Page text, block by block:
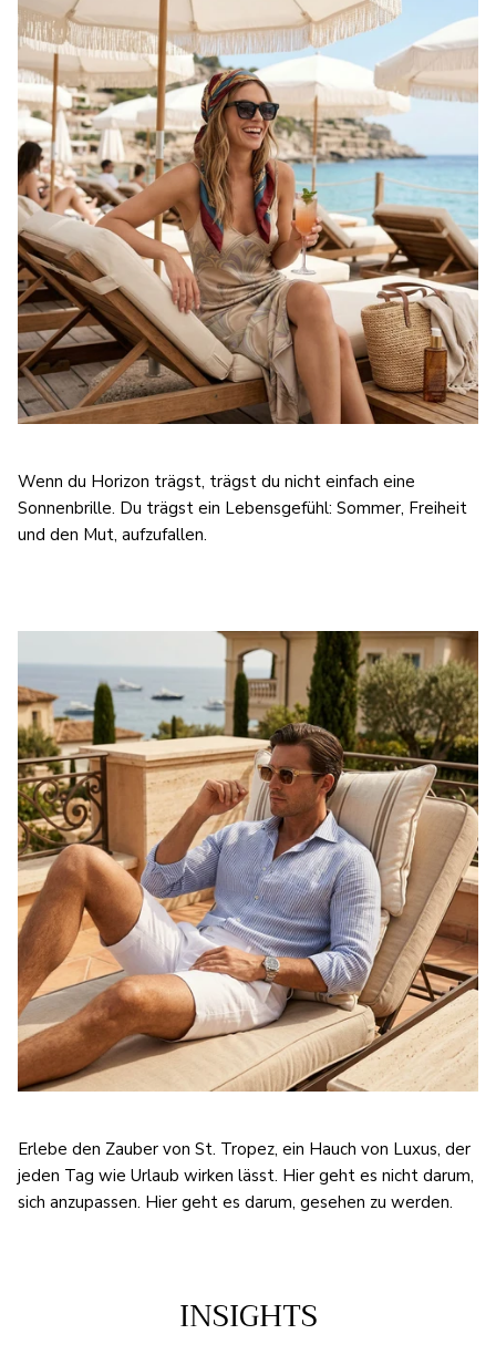
Wenn du Horizon trägst, trägst du nicht einfach eine
Sonnenbrille. Du trägst ein Lebensgefühl: Sommer, Freiheit
und den Mut, aufzufallen.
Erlebe den Zauber von St. Tropez, ein Hauch von Luxus, der
jeden Tag wie Urlaub wirken lässt. Hier geht es nicht darum,
sich anzupassen. Hier geht es darum, gesehen zu werden.
INSIGHTS